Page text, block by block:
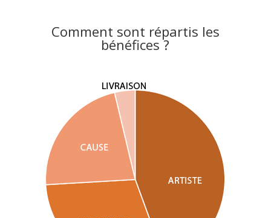
Comment sont répartis les
bénéfices ?